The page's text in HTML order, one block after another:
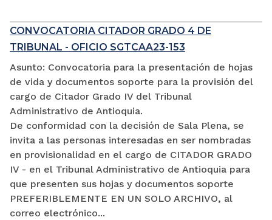
CONVOCATORIA CITADOR GRADO 4 DE
TRIBUNAL - OFICIO SGTCAA23-153
Asunto: Convocatoria para la presentación de hojas
de vida y documentos soporte para la provisión del
cargo de Citador Grado IV del Tribunal
Administrativo de Antioquia.
De conformidad con la decisión de Sala Plena, se
invita a las personas interesadas en ser nombradas
en provisionalidad en el cargo de CITADOR GRADO
IV - en el Tribunal Administrativo de Antioquia para
que presenten sus hojas y documentos soporte
PREFERIBLEMENTE EN UN SOLO ARCHIVO, al
correo electrónico...